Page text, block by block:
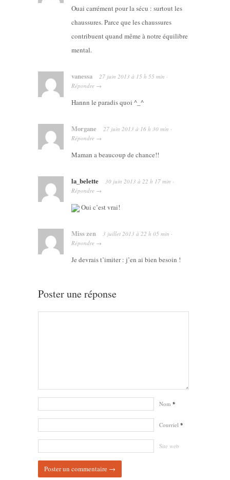
Ouai carrément pour la sécu : surtout les
chaussures. Parce que les chaussures
contribuent quand même à notre équilibre
mental.
vanessa 27 juin 2013 à 15 h 55 min ·
Répondre →
Hannn le paradis quoi ^_^
Morgane 27 juin 2013 à 16 h 30 min ·
Répondre →
Maman a beaucoup de chance!!
la_belette 30 juin 2013 à 22 h 17 min ·
Répondre →
Oui c’est vrai!
Miss zen 3 juillet 2013 à 22 h 05 min ·
Répondre →
Je devrais t’imiter : j’en ai bien besoin !
Poster une réponse
Nom *
Courriel *
Site web